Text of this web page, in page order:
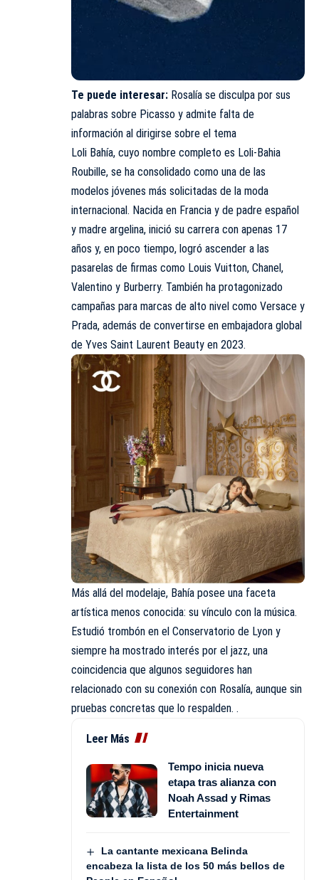
Te puede interesar: Rosalía se disculpa por sus
palabras sobre Picasso y admite falta de
información al dirigirse sobre el tema
Loli Bahía, cuyo nombre completo es Loli-Bahia
Roubille, se ha consolidado como una de las
modelos jóvenes más solicitadas de la moda
internacional. Nacida en Francia y de padre español
y madre argelina, inició su carrera con apenas 17
años y, en poco tiempo, logró ascender a las
pasarelas de firmas como Louis Vuitton, Chanel,
Valentino y Burberry. También ha protagonizado
campañas para marcas de alto nivel como Versace y
Prada, además de convertirse en embajadora global
de Yves Saint Laurent Beauty en 2023.
Más allá del modelaje, Bahía posee una faceta
artística menos conocida: su vínculo con la música.
Estudió trombón en el Conservatorio de Lyon y
siempre ha mostrado interés por el jazz, una
coincidencia que algunos seguidores han
relacionado con su conexión con Rosalía, aunque sin
pruebas concretas que lo respalden. .
Leer Más
Tempo inicia nueva
etapa tras alianza con
Noah Assad y Rimas
Entertainment
La cantante mexicana Belinda
encabeza la lista de los 50 más bellos de